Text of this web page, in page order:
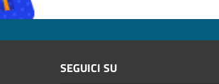
SEGUICI SU